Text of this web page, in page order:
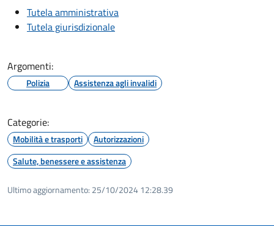
Tutela amministrativa
Tutela giurisdizionale
Argomenti:
Polizia Assistenza agli invalidi
Categorie:
Mobilità e trasporti
Autorizzazioni
Salute, benessere e assistenza
Ultimo aggiornamento: 25/10/2024 12:28.39